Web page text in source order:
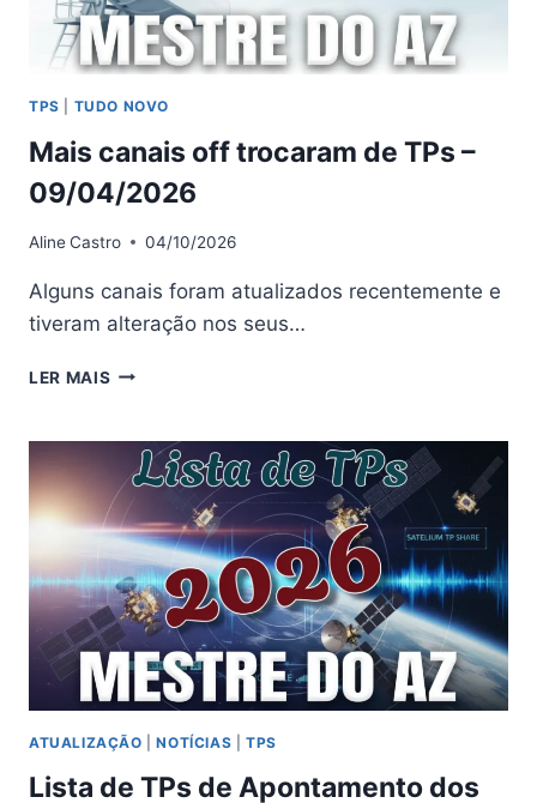
TPS TUDO NOVO
Mais canais off trocaram de TPs –
09/04/2026
AlineCastro 04/10/2026
Alguns canais foram atualizados recentemente e
tiveram alteração nos seus…
LER MAIS MAIS
TROCARAM
DE
TPS
–
09/04/2026
ATUALIZAÇÃO |NOTÍCIAS TPS
Lista de TPs de Apontamento dos